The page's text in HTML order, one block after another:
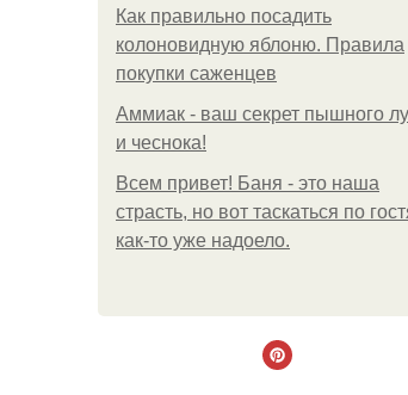
Как правильно посадить
колоновидную яблоню. Правила
покупки саженцев
Аммиак - ваш секрет пышного
и чеснока!
Всем привет! Баня - это наша
страсть, но вот таскаться по
как-то уже надоело.